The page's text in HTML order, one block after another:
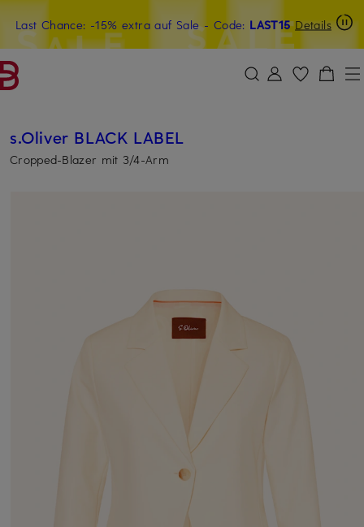
ZUM HAUPTINHALT ÜBERSPRINGEN ZUM SUCHFELD ÜBERSPRINGEN
Last Chance: -15% extra auf Sale- Code: LAST15 Details
20€-Willkommensgutschein mit Beyond sichern
s.Oliver BLACK LABEL
Cropped-Blazer mit 3/4-Arm